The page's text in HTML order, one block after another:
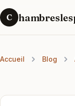
C
Accueil Blog